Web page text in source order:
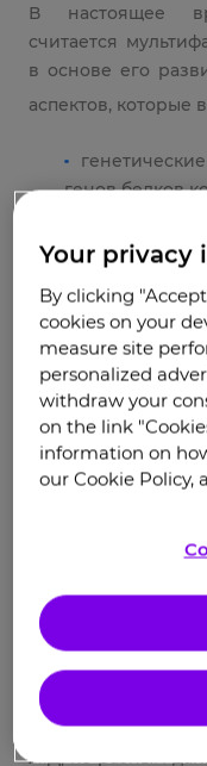
В настоящее
считается
в основе его
аспектов, которые
генов белков
особенности
называемый
ответ).
Пациентов с АтД
атопия —
отмечаются
пищевые
патологии,
Например,
заболеваний
АтД, по разным
Your privacy
By clicking
cookies on your
measure site
personalized
withdraw your
on the link
information on
our Cookie Policy,